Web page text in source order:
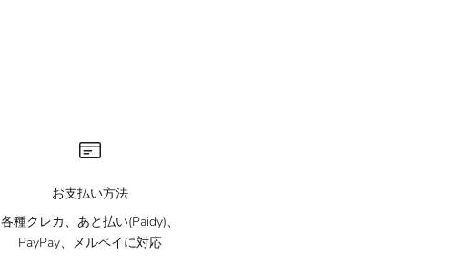
お支払い方法
各種クレカ、あと払い(Paidy)、
PayPay、メルペイに対応